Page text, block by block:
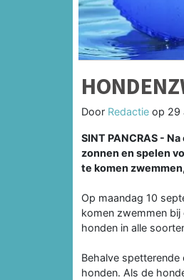
Door Redactie op 29
SINT PANCRAS -
zonnen en spelen
te komen
Op maandag 10
komen zwemmen
honden in alle
Behalve
honden. Als de